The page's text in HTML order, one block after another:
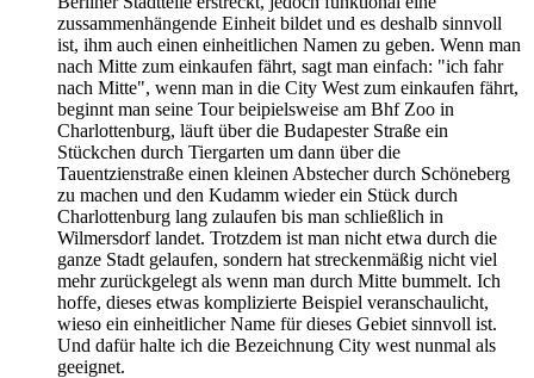
zussammenhängende Einheit bildet und es deshalb sinnvoll
ist, ihm auch einen einheitlichen Namen zu geben. Wenn man
nach Mitte zum einkaufen fährt, sagt man einfach: "ich fahr
nach Mitte", wenn man in die City West zum einkaufen fährt,
beginnt man seine Tour beipielsweise am Bhf Zoo in
Charlottenburg, läuft über die Budapester Straße ein
Stückchen durch Tiergarten um dann über die
Tauentzienstraße einen kleinen Abstecher durch Schöneberg
zu machen und den Kudamm wieder ein Stück durch
Charlottenburg lang zulaufen bis man schließlich in
Wilmersdorf landet. Trotzdem ist man nicht etwa durch die
ganze Stadt gelaufen, sondern hat streckenmäßig nicht viel
mehr zurückgelegt als wenn man durch Mitte bummelt. Ich
hoffe, dieses etwas komplizierte Beispiel veranschaulicht,
wieso ein einheitlicher Name für dieses Gebiet sinnvoll ist.
Und dafür halte ich die Bezeichnung City west nunmal als
geeignet.